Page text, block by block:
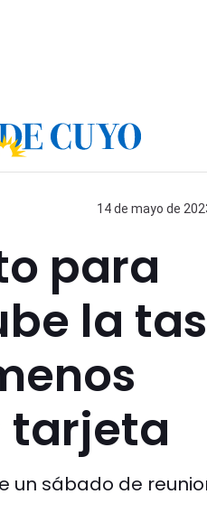
14 de mayo de
para
la
tarjeta
un sábado de